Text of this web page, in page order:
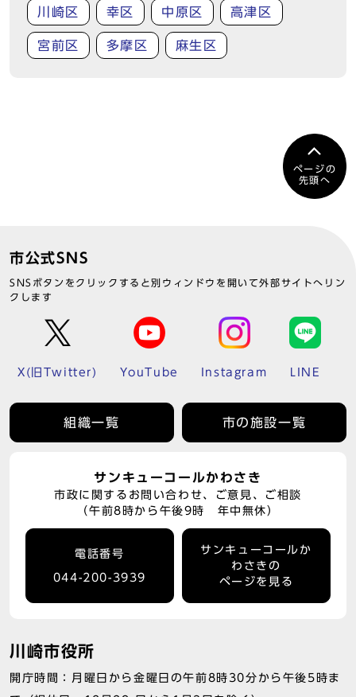
川崎区 幸区 中原区 高津区
宮前区 多摩区 麻生区
ページの
先頭へ
市公式SNS
SNSボタンをクリックすると別ウィンドウを開いて外部サイトへリン
クします
X(旧Twitter) YouTube Instagram LINE
組織一覧 市の施設一覧
サンキューコールかわさき
市政に関するお問い合わせ、ご意見、ご相談
（午前8時から午後9時 年中無休）
電話番号
044-200-3939
サンキューコールか
わさきの
ページを見る
川崎市役所
開庁時間：月曜日から金曜日の午前8時30分から午後5時ま